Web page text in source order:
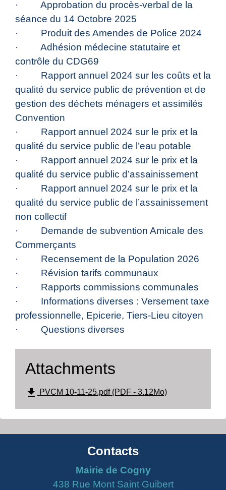
· Approbation du procès-verbal de la
séance du 14 Octobre 2025
· Produit des Amendes de Police 2024
· Adhésion médecine statutaire et
contrôle du CDG69
· Rapport annuel 2024 sur les coûts et la
qualité du service public de prévention et de
gestion des déchets ménagers et assimilés
Convention
· Rapport annuel 2024 sur le prix et la
qualité du service public de l’eau potable
· Rapport annuel 2024 sur le prix et la
qualité du service public d’assainissement
· Rapport annuel 2024 sur le prix et la
qualité du service public de l’assainissement
non collectif
· Demande de subvention Amicale des
Commerçants
· Recensement de la Population 2026
· Révision tarifs communaux
· Rapports commissions communales
· Informations diverses : Versement taxe
professionnelle, Epicerie, Tiers-Lieu citoyen
· Questions diverses
Attachments
file_download PVCM 10-11-25.pdf (PDF - 3.12Mo)
Contacts
Mairie de Cogny
438 Rue Mont Saint Guibert